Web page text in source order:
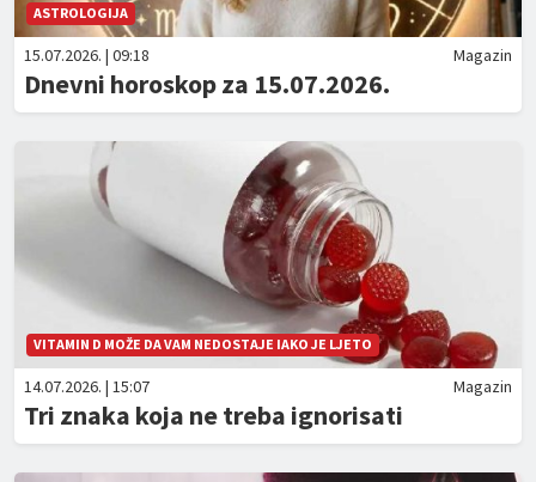
ASTROLOGIJA
15.07.2026. | 09:18 Magazin
Dnevni horoskop za 15.07.2026.
VITAMIN D MOŽE DA VAM NEDOSTAJE IAKO JE LJETO
14.07.2026. | 15:07 Magazin
Tri znaka koja ne treba ignorisati